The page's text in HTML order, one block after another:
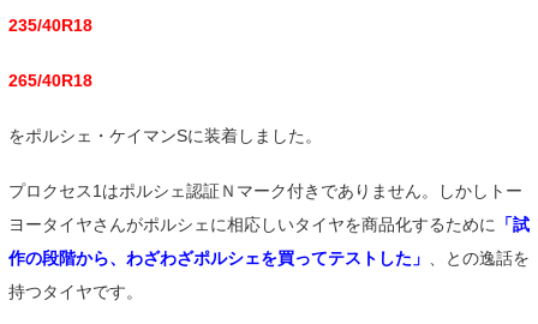
235/40R18
265/40R18
をポルシェ・ケイマンSに装着しました。
プロクセス1はポルシェ認証Ｎマーク付きでありません。しかしトー
ヨータイヤさんがポルシェに相応しいタイヤを商品化するために
「試
作の段階から、わざわざポルシェを買ってテストした」
、との逸話を
持つタイヤです。